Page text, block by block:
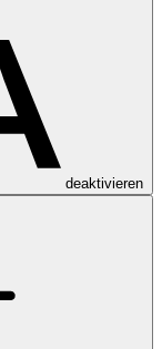
deaktivieren